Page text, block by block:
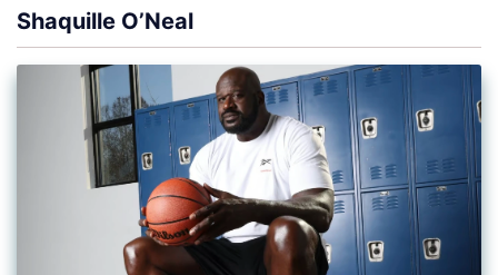
Shaquille O’Neal